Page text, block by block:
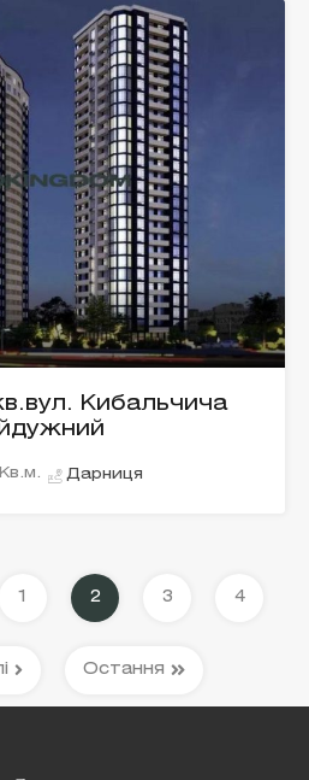
Кибальчича
Кв.м. Дарниця
1 2 3 4
Остання